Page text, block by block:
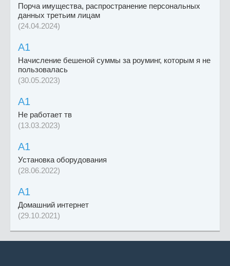
Порча имущества, распространение персональных
данных третьим лицам
(24.04.2024)
A1
Начисление бешеной суммы за роуминг, которым я не
пользовалась
(30.05.2023)
A1
Не работает тв
(13.03.2023)
A1
Установка оборудования
(28.06.2022)
A1
Домашний интернет
(29.10.2021)